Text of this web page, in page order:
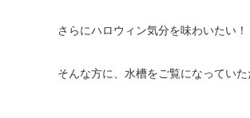
さらにハロウィン気分を味わいたい！
そんな方に、水槽をご覧になってい